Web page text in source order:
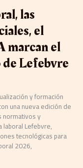
las
el
marcan el
Lefebvre
y formación
una nueva edición de
normativos y
Lefebvre,
tecnológicas para
2026,